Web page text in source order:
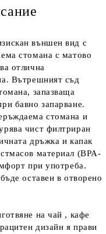
външен вид с
стомана с матово
отлична
Вътрешният съд
запазваща
бавно запарване.
стомана и
чист филтриран
дръжка и капак
материал (BPA-
при употреба.
оставен в отворено
на чай , кафе
дизайн я прави